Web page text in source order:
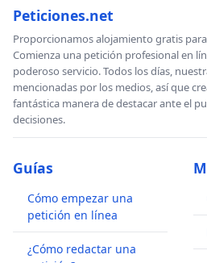
Peticiones.net
Proporcionamos alojamiento gratis
Comienza una petición profesional en
poderoso servicio. Todos los días,
mencionadas por los medios, así que
fantástica manera de destacar ante el
decisiones.
Guías
Cómo empezar una
petición en línea
¿Cómo redactar una